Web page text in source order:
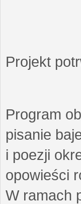
Projekt
Program
pisanie
i poezji
opowieści
W ramach